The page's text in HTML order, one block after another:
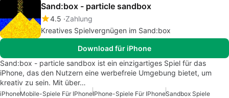
Sand:box - particle sandbox
4.5 Zahlung
Kreatives Spielvergnügen im Sand:box
Download für iPhone
Sand:box - particle sandbox ist ein einzigartiges Spiel für das
iPhone, das den Nutzern eine werbefreie Umgebung bietet, um
kreativ zu sein. Mit über…
iPhoneMobile-Spiele Für IPhoneIPhone-Spiele Für IPhoneSandbox Spiele